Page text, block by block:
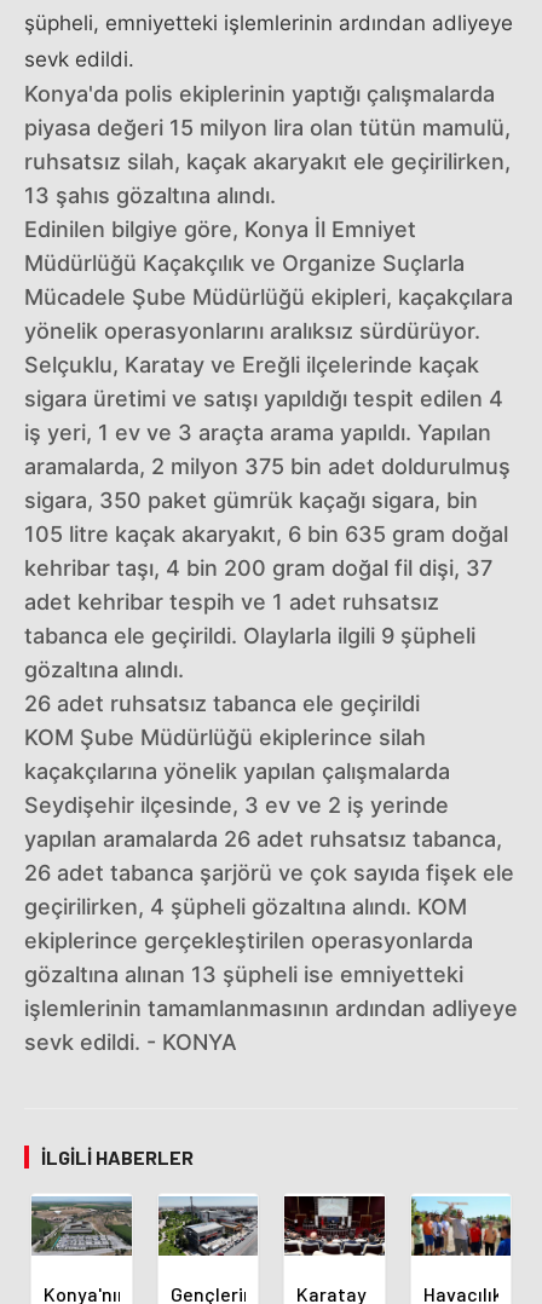
şüpheli, emniyetteki işlemlerinin ardından adliyeye
sevk edildi.
Konya'da polis ekiplerinin yaptığı çalışmalarda
piyasa değeri 15 milyon lira olan tütün mamulü,
ruhsatsız silah, kaçak akaryakıt ele geçirilirken,
13 şahıs gözaltına alındı.
Edinilen bilgiye göre, Konya İl Emniyet
Müdürlüğü Kaçakçılık ve Organize Suçlarla
Mücadele Şube Müdürlüğü ekipleri, kaçakçılara
yönelik operasyonlarını aralıksız sürdürüyor.
Selçuklu, Karatay ve Ereğli ilçelerinde kaçak
sigara üretimi ve satışı yapıldığı tespit edilen 4
iş yeri, 1 ev ve 3 araçta arama yapıldı. Yapılan
aramalarda, 2 milyon 375 bin adet doldurulmuş
sigara, 350 paket gümrük kaçağı sigara, bin
105 litre kaçak akaryakıt, 6 bin 635 gram doğal
kehribar taşı, 4 bin 200 gram doğal fil dişi, 37
adet kehribar tespih ve 1 adet ruhsatsız
tabanca ele geçirildi. Olaylarla ilgili 9 şüpheli
gözaltına alındı.
26 adet ruhsatsız tabanca ele geçirildi
KOM Şube Müdürlüğü ekiplerince silah
kaçakçılarına yönelik yapılan çalışmalarda
Seydişehir ilçesinde, 3 ev ve 2 iş yerinde
yapılan aramalarda 26 adet ruhsatsız tabanca,
26 adet tabanca şarjörü ve çok sayıda fişek ele
geçirilirken, 4 şüpheli gözaltına alındı. KOM
ekiplerince gerçekleştirilen operasyonlarda
gözaltına alınan 13 şüpheli ise emniyetteki
işlemlerinin tamamlanmasının ardından adliyeye
sevk edildi. - KONYA
İLGILI HABERLER
Konya'nın Gençlerin Karatay Havacılık